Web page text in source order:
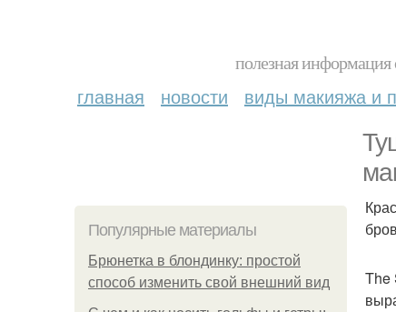
полезная информация
главная новости виды макияжа и
Популярные материалы
Брюнетка в блондинку: простой
способ изменить свой внешний вид
The